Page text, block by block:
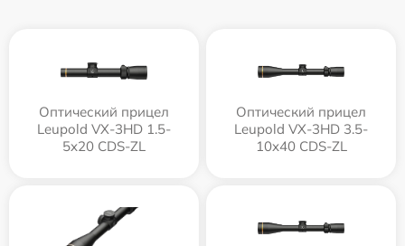
Оптический прицел
Leupold VX-3HD 1.5-
5x20 CDS-ZL
Оптический прицел
Leupold VX-3HD 3.5-
10x40 CDS-ZL